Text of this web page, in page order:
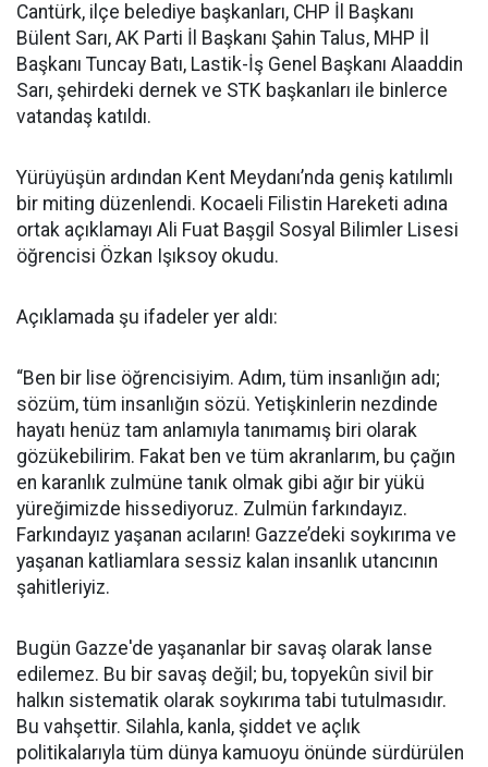
Cantürk, ilçe belediye başkanları, CHP İl Başkanı
Bülent Sarı, AK Parti İl Başkanı Şahin Talus, MHP İl
Başkanı Tuncay Batı, Lastik-İş Genel Başkanı Alaaddin
Sarı, şehirdeki dernek ve STK başkanları ile binlerce
vatandaş katıldı.
Yürüyüşün ardından Kent Meydanı’nda geniş katılımlı
bir miting düzenlendi. Kocaeli Filistin Hareketi adına
ortak açıklamayı Ali Fuat Başgil Sosyal Bilimler Lisesi
öğrencisi Özkan Işıksoy okudu.
Açıklamada şu ifadeler yer aldı:
“Ben bir lise öğrencisiyim. Adım, tüm insanlığın adı;
sözüm, tüm insanlığın sözü. Yetişkinlerin nezdinde
hayatı henüz tam anlamıyla tanımamış biri olarak
gözükebilirim. Fakat ben ve tüm akranlarım, bu çağın
en karanlık zulmüne tanık olmak gibi ağır bir yükü
yüreğimizde hissediyoruz. Zulmün farkındayız.
Farkındayız yaşanan acıların! Gazze’deki soykırıma ve
yaşanan katliamlara sessiz kalan insanlık utancının
şahitleriyiz.
Bugün Gazze'de yaşananlar bir savaş olarak lanse
edilemez. Bu bir savaş değil; bu, topyekûn sivil bir
halkın sistematik olarak soykırıma tabi tutulmasıdır.
Bu vahşettir. Silahla, kanla, şiddet ve açlık
politikalarıyla tüm dünya kamuoyu önünde sürdürülen